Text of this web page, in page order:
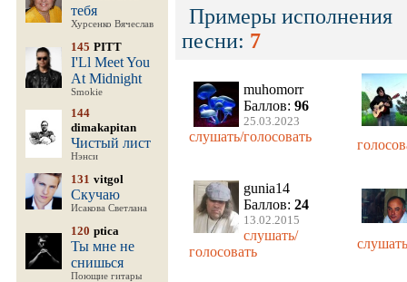
тебя
Хурсенко Вячеслав
145 PITT
I'Ll Meet You
At Midnight
Smokie
144
dimakapitan
Чистый лист
Нэнси
131 vitgol
Скучаю
Исакова Светлана
120 ptica
Ты мне не
снишься
Поющие гитары
Примеры исполнения
песни: 7
muhomorr
Баллов: 96
25.03.2023
слушать/голосовать
gunia14
Баллов: 24
13.02.2015
слушать/
голосовать